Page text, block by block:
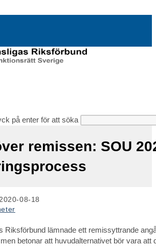
på enter för att söka
remissen: SOU
2020-08-18
Riksförbund lämnade ett remissyttrande
betonar att huvudalternativet bör vara